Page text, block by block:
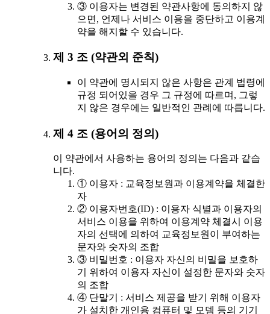
③ 이용자는 변경된 약관사항에 동의하지 않
으면, 언제나 서비스 이용을 중단하고 이용계
약을 해지할 수 있습니다.
제 3 조 (약관외 준칙)
이 약관에 명시되지 않은 사항은 관계 법령에
규정 되어있을 경우 그 규정에 따르며, 그렇
지 않은 경우에는 일반적인 관례에 따릅니다.
제 4 조 (용어의 정의)
이 약관에서 사용하는 용어의 정의는 다음과 같습
니다.
① 이용자 : 교육정보원과 이용계약을 체결한
자
② 이용자번호(ID) : 이용자 식별과 이용자의
서비스 이용을 위하여 이용계약 체결시 이용
자의 선택에 의하여 교육정보원이 부여하는
문자와 숫자의 조합
③ 비밀번호 : 이용자 자신의 비밀을 보호하
기 위하여 이용자 자신이 설정한 문자와 숫자
의 조합
④ 단말기 : 서비스 제공을 받기 위해 이용자
가 설치한 개인용 컴퓨터 및 모뎀 등의 기기